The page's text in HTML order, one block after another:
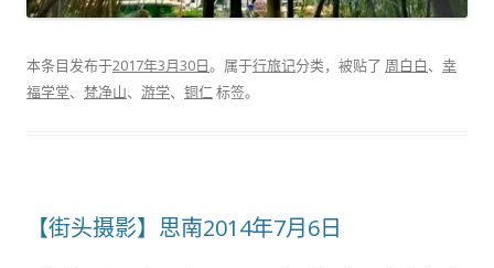
本条目发布于2017年3月30日。属于行旅记分类，被贴了 周白白、 幸
福学堂、 梵净山、 游学、 铜仁 标签。
【街头摄影】思南2014年7月6日